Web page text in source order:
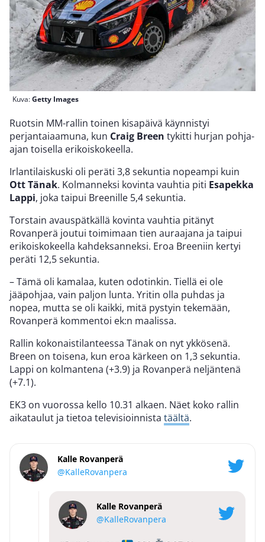
Kuva:Getty Images
Ruotsin MM-rallin toinen kisapäivä käynnistyi
perjantaiaamuna, kun Craig Breen tykitti hurjan pohja-
ajan toisella erikoiskokeella.
Irlantilaiskuski oli peräti 3,8 sekuntia nopeampi kuin
Ott Tänak. Kolmanneksi kovinta vauhtia piti Esapekka
Lappi, joka taipui Breenille 5,4 sekuntia.
Torstain avauspätkällä kovinta vauhtia pitänyt
Rovanperä joutui toimimaan tien auraajana ja taipui
erikoiskokeella kahdeksanneksi. Eroa Breeniin kertyi
peräti 12,5 sekuntia.
– Tämä oli kamalaa, kuten odotinkin. Tiellä ei ole
jääpohjaa, vain paljon lunta. Yritin olla puhdas ja
nopea, mutta se oli kaikki, mitä pystyin tekemään,
Rovanperä kommentoi ek:n maalissa.
Rallin kokonaistilanteessa Tänak on nyt ykkösenä.
Breen on toisena, kun eroa kärkeen on 1,3 sekuntia.
Lappi on kolmantena (+3.9) ja Rovanperä neljäntenä
(+7.1).
EK3 on vuorossa kello 10.31 alkaen. Näet koko rallin
aikataulut ja tietoa televisioinnista täältä.
Kalle Rovanperä
@KalleRovanpera
Kalle Rovanperä
@KalleRovanpera